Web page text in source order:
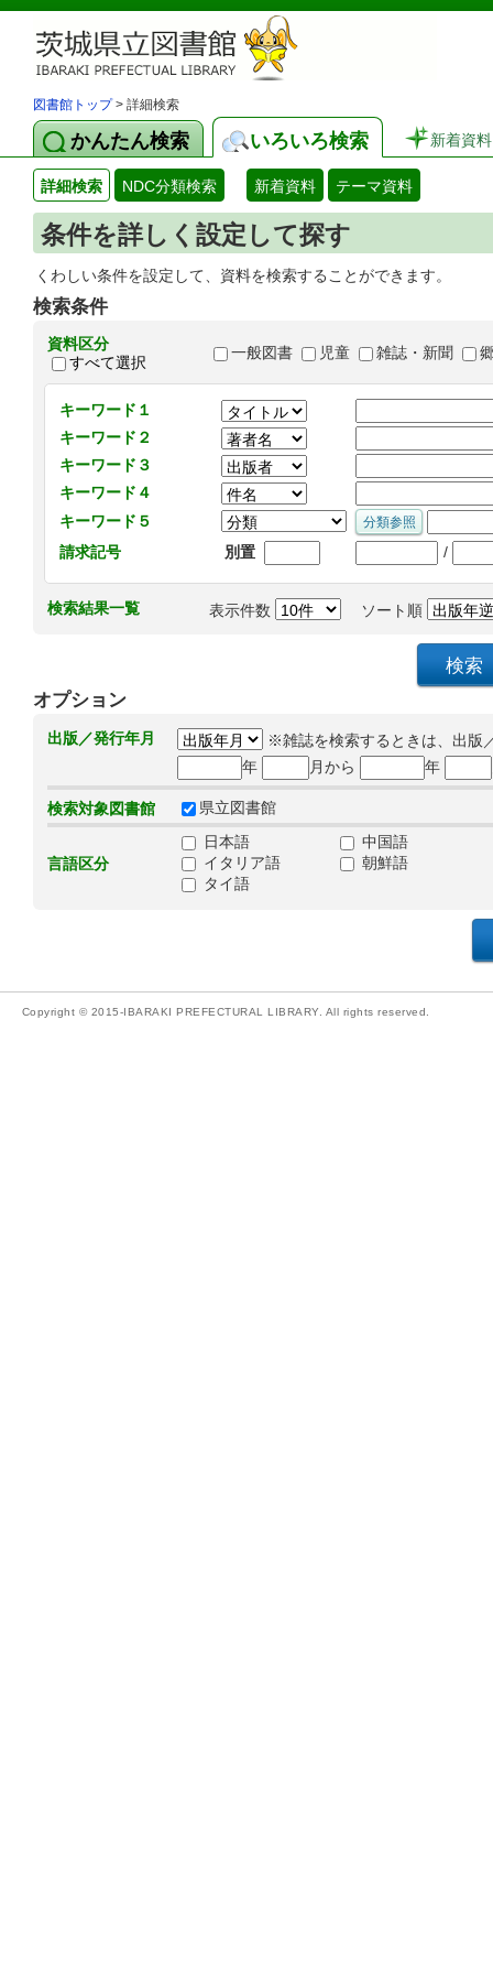
図書館トップ> 詳細検索
かんたん検索 いろいろ検索 新着資料
詳細検索 NDC分類検索 新着資料 テーマ資料
条件を詳しく設定して探す
くわしい条件を設定して、資料を検索することができます。
検索条件
資料区分
すべて選択
一般図書 児童 雑誌・新聞
キーワード１
キーワード２
キーワード３
キーワード４
キーワード５
請求記号
別置 /
検索結果一覧 表示件数 ソート順
オプション
出版／発行年月
※雑誌を検索するときは、出版
年
月から 年
検索対象図書館 県立図書館
言語区分
日本語
中国語
イタリア語
朝鮮語
タイ語
Copyright © 2015-IBARAKI PREFECTURAL LIBRARY. All rights reserved.